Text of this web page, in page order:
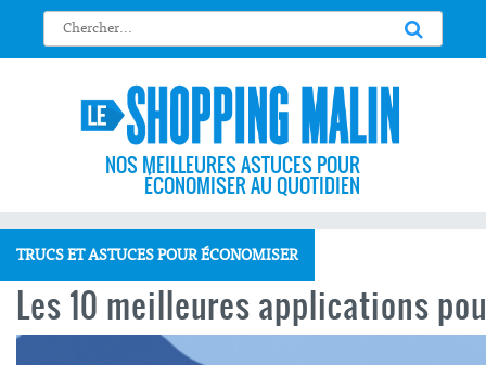
NOS MEILLEURES ASTUCES POUR
ÉCONOMISER AU QUOTIDIEN
TRUCS ET ASTUCES POUR ÉCONOMISER
Les 10 meilleures applications